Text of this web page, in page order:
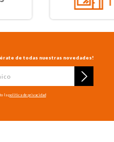
de todas nuestras novedades!
lapolítica de privacidad